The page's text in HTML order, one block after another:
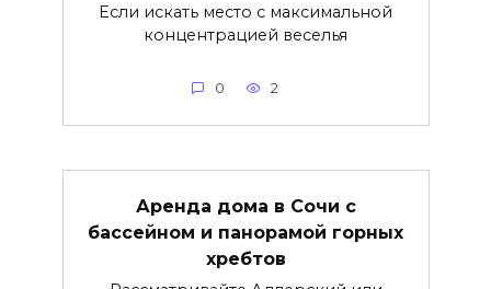
Если искать место с максимальной
концентрацией веселья
0 2
Аренда дома в Сочи с
бассейном и панорамой горных
хребтов